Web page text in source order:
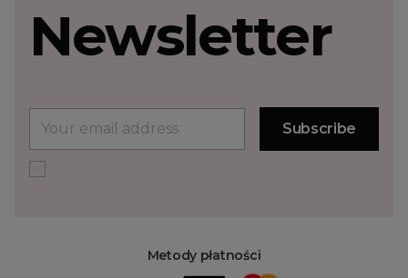
Metody płatności
Newsletter